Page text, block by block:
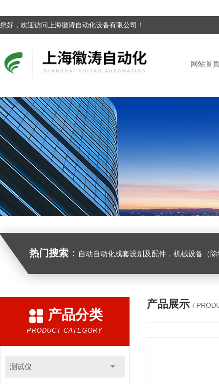
您好，欢迎访问上海徽涛自动化设备有限公司！
网站首
热门搜索： 自动自动化成套设别及配件，机械设备（除特种设备）及配件制造，加工（以上限分支机构经营），设计，批发，零售，模具，五金制品，工具加工（限分支机构经营），设计，批发，零售。五金交电，金属材料，金属制品，不锈钢制品，建筑材料，钢材，橡塑制品，环保设备，润滑剂，汽车配件，摩托车配件的批发，零售。（企业经营涉及行政许可的，凭许可证件经营）化成套设别及配件，机械设备（除特种设
产品分类
PRODUCT CATEGORY
测试仪
产品展示 /